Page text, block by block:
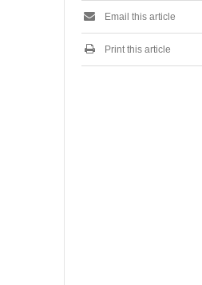
Email this article
Print this article